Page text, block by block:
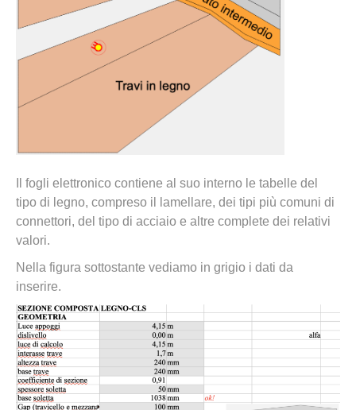
Il fogli elettronico contiene al suo interno le tabelle del
tipo di legno, compreso il lamellare, dei tipi più comuni di
connettori, del tipo di acciaio e altre complete dei relativi
valori.
Nella figura sottostante vediamo in grigio i dati da
inserire.